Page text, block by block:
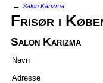
→ Salon Karizma
Frisør i
Salon Karizma
Navn
Adresse